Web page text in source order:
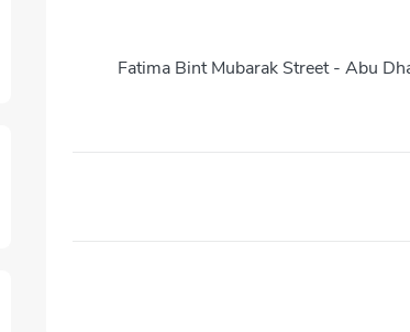
Fatima Bint Mubarak Street - Abu